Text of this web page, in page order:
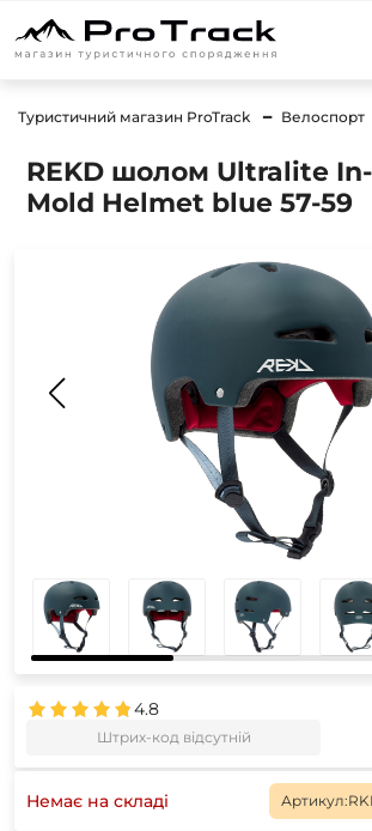
Туристичний магазин ProTrack Велоспорт
REKD шолом Ultralite In-
Mold Helmet blue 57-59
4.8
Штрих-код відсутній
Немає на складі Артикул: